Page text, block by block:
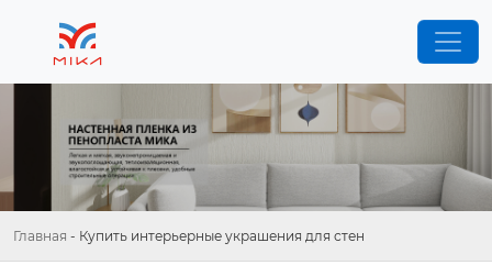
Главная - Купить интерьерные украшения для стен